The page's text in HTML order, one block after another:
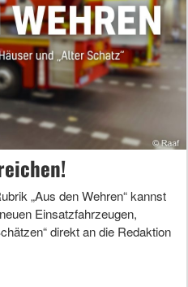
„Aus den Wehren“ kannst
Einsatzfahrzeugen,
direkt an die Redaktion